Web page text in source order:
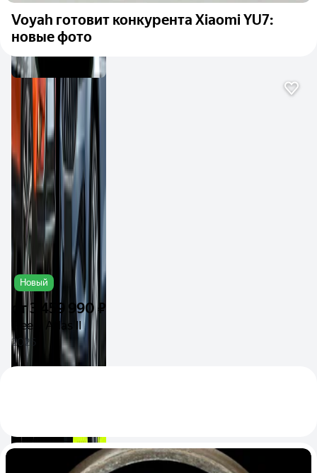
Voyah готовит конкурента Xiaomi YU7:
новые фото
Новый
от3 459 990 ₽
Geely Atlas II
2026